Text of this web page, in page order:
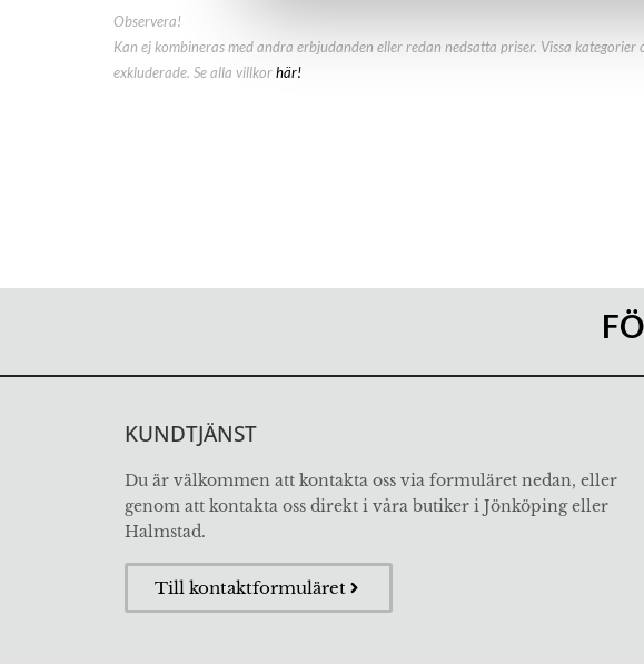
Observera!
Kan ej kombineras med andra erbjudanden eller redan nedsatta priser. Vissa
exkluderade. Se alla villkorhär!
KUNDTJÄNST
Du är välkommen att kontakta oss via formuläret nedan, eller
genom att kontakta oss direkt i våra butiker i Jönköping eller
Halmstad.
Till kontaktformuläret